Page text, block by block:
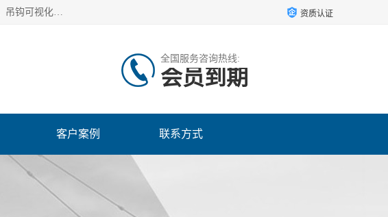
安徽赛芙智能科技有限公司是一家主营智慧化工地解决方案的企业，主营产品有：塔机安全监测系统、塔吊黑匣子、吊钩可视化、吊钩可视化系统、塔机安全监控系统、塔机黑匣子等。创建至今始终关注用户需求，为用户提供有的产品和服务。 资质认证
全国服务咨询热线:
会员到期
客户案例 联系方式